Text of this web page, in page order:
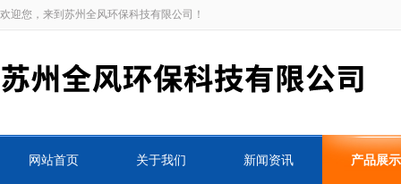
欢迎您，来到苏州全风环保科技有限公司！
网站首页 关于我们 新闻资讯 产品展示